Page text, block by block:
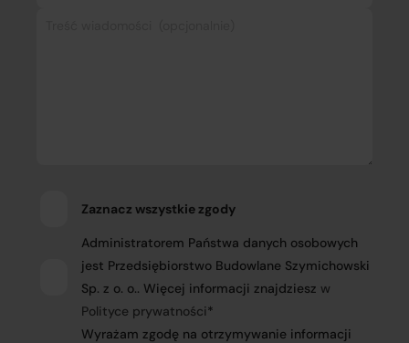
Zaznacz wszystkie zgody
Administratorem Państwa danych osobowych
jest Przedsiębiorstwo Budowlane Szymichowski
Sp. z o. o.. Więcej informacji znajdziesz w
Polityce prywatności*
Wyrażam zgodę na otrzymywanie informacji